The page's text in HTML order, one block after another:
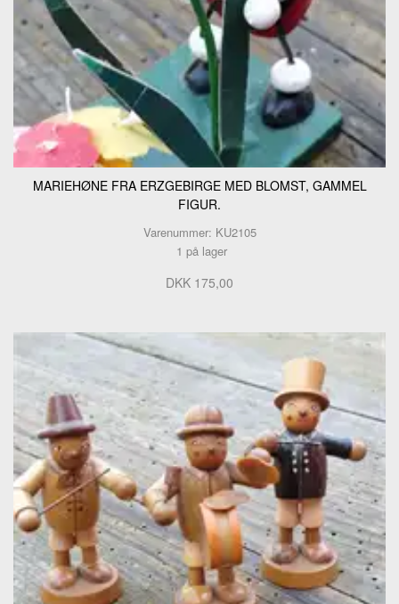
MARIEHØNE FRA ERZGEBIRGE MED BLOMST, GAMMEL
FIGUR.
Varenummer: KU2105
1 på lager
DKK 175,00